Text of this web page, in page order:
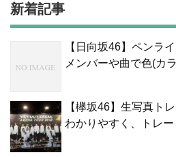
新着記事
【日向坂46】ペンラ
メンバーや曲で色(カ
【欅坂46】生写真ト
わかりやすく、トレー